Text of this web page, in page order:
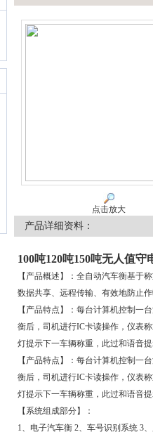
点击放大
产品详细资料：
100吨120吨150吨无人值守
【产品概述】：全自动汽车衡基于
数据共享、远程传输、有效地防止
【产品特点】：每台计算机控制一
衡后，司机进行IC卡读操作，仪表
灯提示下一车辆称重，此过和语音
【产品特点】：每台计算机控制一
衡后，司机进行IC卡读操作，仪表
灯提示下一车辆称重，此过和语音
【系统组成部分】：
1、电子汽车衡 2、车号识别系统 3